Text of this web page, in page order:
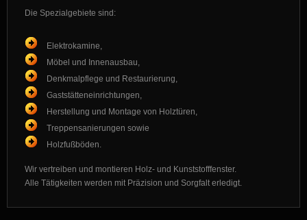
Die Spezialgebiete sind:
Elektrokamine,
Möbel und Innenausbau,
Denkmalpflege und Restaurierung,
Gaststätteneinrichtungen,
Herstellung und Montage von Holztüren,
Treppensanierungen sowie
Holzfußböden.
Wir vertreiben und montieren Holz- und Kunststofffenster.
Alle Tätigkeiten werden mit Präzision und Sorgfalt erledigt.